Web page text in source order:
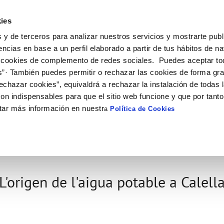
y de terceros para analizar nuestros servicios y mostrarte
en base a un perfil elaborado a partir de tus hábitos de
de complemento de redes sociales. Puedes aceptar
También puedes permitir o rechazar las cookies de forma
cookies”, equivaldrá a rechazar la instalación de todas
indispensables para que el sitio web funcione y que por
más información en nuestra Política de Cookies
titular
subministrament
MODIFICACIÓ DE DADES
Actualitzar dades bancàries
Actualitzar dades de
El Teu Servei
AL CLIENT
contacte
i afectacions
COMPROMÍS DE SERVEI
Carta de compromisos
Customer Counsel (Defensa del
La Teva Aigua
la qualitat de l’aigua
CURA DE L'AIGUA
Consells d’estalvi
Coneix-nos
CONDUCTA
DE GESTIÓ I CERTIFICATS
PERFIL DEL CONTRACTANT
Plataforma de contractació del
públic
Licitacions en curs
El
L'origen de l'aigua potable a